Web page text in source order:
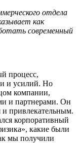
отдела
как
современный
процесс,
и усилий. Но
компании,
и партнерами. Он
привлекательным.
корпоративный
какие были
мы получили